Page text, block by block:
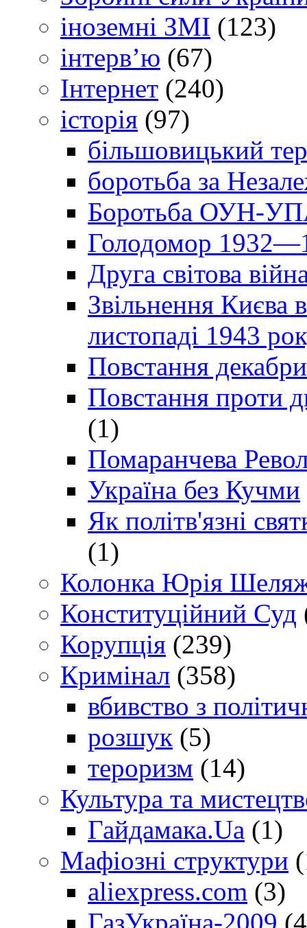
іноземні ЗМІ (123)
інтерв’ю (67)
Інтернет (240)
історія (97)
більшовицький
боротьба за
Боротьба ОУН-УПА
Голодомор
Друга світова
Звільнення Києва
листопаді 1943
Повстання
Повстання проти
(1)
Помаранчева
Україна без Кучми
Як політв'язні
(1)
Колонка Юрія
Конституційний Суд
Корупція (239)
Кримінал (358)
вбивство з
розшук (5)
тероризм (14)
Культура та
Гайдамака.Ua (1)
Мафіозні структури
aliexpress.com (3)
ГазУкраїна-2009